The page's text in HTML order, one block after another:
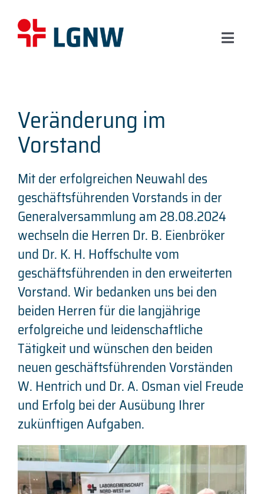
content
Über uns
Aktuelles
Karriere
Partner
Kontakt
Login für Gesellschafter
Veränderung im
Vorstand
Mit der erfolgreichen Neuwahl des
geschäftsführenden Vorstands in der
Generalversammlung am 28.08.2024
wechseln die Herren Dr. B. Eienbröker
und Dr. K. H. Hoffschulte vom
geschäftsführenden in den erweiterten
Vorstand. Wir bedanken uns bei den
beiden Herren für die langjährige
erfolgreiche und leidenschaftliche
Tätigkeit und wünschen den beiden
neuen geschäftsführenden Vorständen
W. Hentrich und Dr. A. Osman viel Freude
und Erfolg bei der Ausübung Ihrer
zukünftigen Aufgaben.